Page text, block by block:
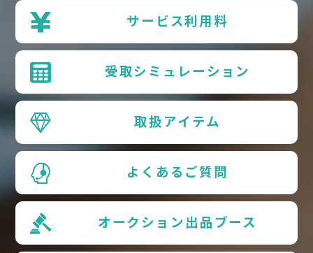
サービス利用料
受取シミュレーション
取扱アイテム
よくあるご質問
オークション出品ブース